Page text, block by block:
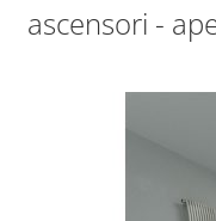
ascensori -